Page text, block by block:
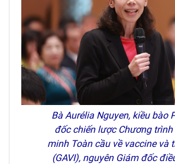
Bà Aurélia Nguyen, kiều bào
đốc chiến lược Chương trình
minh Toàn cầu về vaccine và
(GAVI), nguyên Giám đốc